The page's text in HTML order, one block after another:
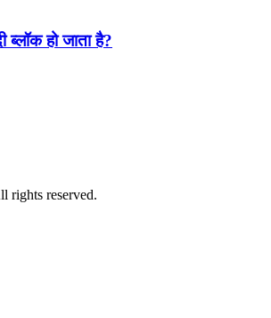
ब्लॉक हो जाता है?
rights reserved.